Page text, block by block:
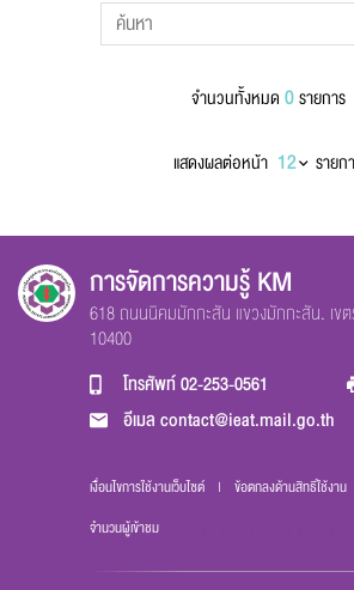
จำนวนทั้งหมด 0รายการ
แสดงผลต่อหน้า รายก
การจัดการความรู้ KM
618 ถนนนิคมมักกะสัน แขวงมักกะสัน. เขต
10400
โทรศัพท์02-253-0561
อีเมลcontact@ieat.mail.go.th
เงื่อนไขการใช้งานเว็บไซต์ | ข้อตกลงด้านสิทธิ์ใช้งาน
จำนวนผู้เข้าชม